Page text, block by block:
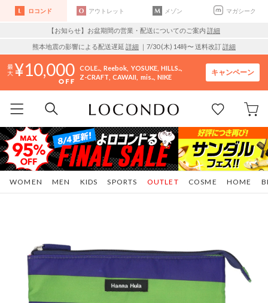
ロコンド アウトレット メゾン マガシーク
【お知らせ】お盆期間の営業・配送についてのご案内 詳細
熊本地震の影響による配送遅延 詳細 ｜7/30 (木) 14時〜 送料改訂詳細
10,000 COLE.. Reebok YOSUKE HILLS..
Z-CRAFT CAWAII mis.. NIKE
キャンペーン
WOMEN MEN KIDS SPORTS COSME HOME
OUTLET